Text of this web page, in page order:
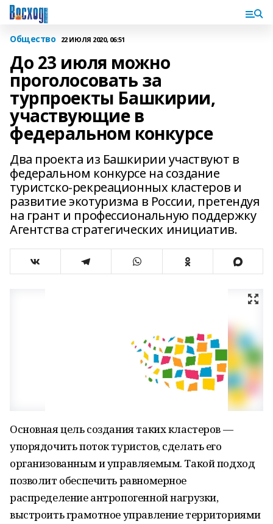
Общество 22 ИЮЛЯ 2020, 06:51
До 23 июля можно
проголосовать за
турпроекты Башкирии,
участвующие в
федеральном конкурсе
Два проекта из Башкирии участвуют в
федеральном конкурсе на создание
туристско-рекреационных кластеров и
развитие экотуризма в России, претендуя
на грант и профессиональную поддержку
Агентства стратегических инициатив.
Основная цель создания таких кластеров —
упорядочить поток туристов, сделать его
организованным и управляемым. Такой подход
позволит обеспечить равномерное
распределение антропогенной нагрузки,
выстроить грамотное управление территориями